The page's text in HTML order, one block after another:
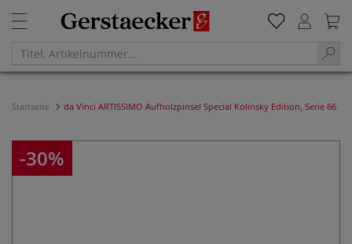
Startseite da Vinci ARTISSIMO Aufholzpinsel Special Kolinsky Edition, Serie 66
-30%